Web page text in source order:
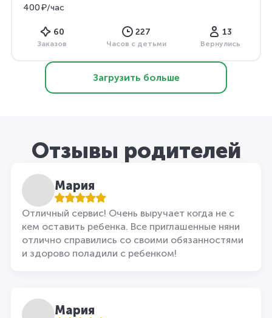
400 ₽/час
60
Заказов
227
Часов с детьми
13
Вернулись
Загрузить больше
Отзывы родителей
Мария
Отличный сервис! Очень выручает когда не с
кем оставить ребенка. Все приглашенные няни
отлично справились со своими обязанностями
и здорово поладили с ребенком!
Мария